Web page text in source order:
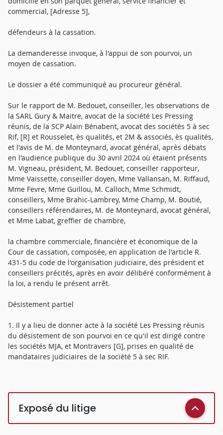
commercial, [Adresse 5],
défendeurs à la cassation.
La demanderesse invoque, à l'appui de son pourvoi, un
moyen de cassation.
Le dossier a été communiqué au procureur général.
Sur le rapport de M. Bedouet, conseiller, les observations de
la SARL Gury & Maitre, avocat de la société Les Pressing
réunis, de la SCP Alain Bénabent, avocat des sociétés 5 à sec
Rif, [R] et Rousselet, ès qualités, et 2M & associés, ès qualités,
et l'avis de M. de Monteynard, avocat général, après débats
en l'audience publique du 30 avril 2024 où étaient présents
M. Vigneau, président, M. Bedouet, conseiller rapporteur,
Mme Vaissette, conseiller doyen, Mme Vallansan, M. Riffaud,
Mme Fevre, Mme Guillou, M. Calloch, Mme Schmidt,
conseillers, Mme Brahic-Lambrey, Mme Champ, M. Boutié,
conseillers référendaires, M. de Monteynard, avocat général,
et Mme Labat, greffier de chambre,
la chambre commerciale, financière et économique de la
Cour de cassation, composée, en application de l'article R.
431-5 du code de l'organisation judiciaire, des président et
conseillers précités, après en avoir délibéré conformément à
la loi, a rendu le présent arrêt.
Désistement partiel
1. Il y a lieu de donner acte à la société Les Pressing réunis
du désistement de son pourvoi en ce qu'il est dirigé contre
les sociétés MJA, et Montravers [G], prises en qualité de
mandataires judiciaires de la société 5 à sec RIF.
Exposé du litige